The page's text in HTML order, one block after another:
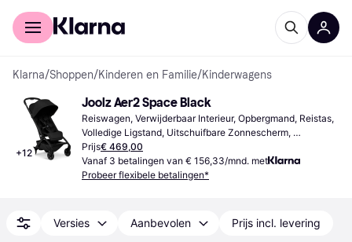
Voor shoppers
Klarna/Shoppen/Kinderen en Familie/Kinderwagens
+12
Joolz Aer2 Space Black
Reiswagen, Verwijderbaar Interieur, Opbergmand, Reistas,
Volledige Ligstand, Uitschuifbare Zonnescherm,
Schouderband, Goedgekeurd Handbagage, Afneembare
Wielen, Stootbeugel, Verstelbare Rugleuning, Regenhoes,
Eenhandige Vouw, Verstelbaar Handvat, Verstelbare
Prijs€ 469,00
Vanaf 3 betalingen van € 156,33/mnd. met
Probeer flexibele betalingen*
Versies Aanbevolen Prijs incl. levering